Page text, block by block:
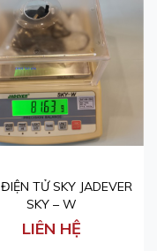
TỬ SKY JADEVER
SKY – W
LIÊN HỆ